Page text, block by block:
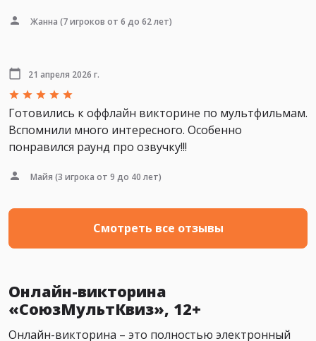
Жанна (7 игроков от 6 до 62 лет)
21 апреля 2026 г.
Готовились к оффлайн викторине по мультфильмам.
Вспомнили много интересного. Особенно
понравился раунд про озвучку!!!
Майя (3 игрока от 9 до 40 лет)
Смотреть все отзывы
Онлайн-викторина
«СоюзМультКвиз», 12+
Онлайн-викторина – это полностью электронный